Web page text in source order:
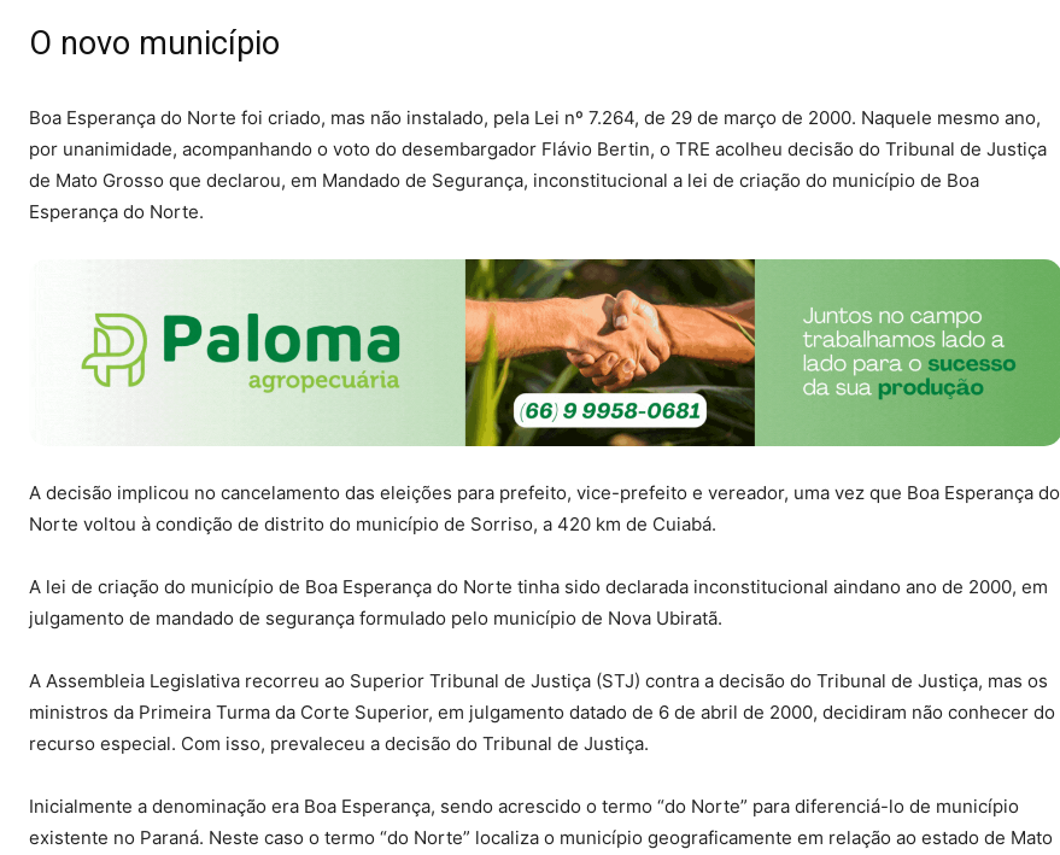
O novo município
Boa Esperança do Norte foi criado, mas não instalado, pela Lei nº 7.264, de 29 de março de 2000. Naquele mesmo ano,
por unanimidade, acompanhando o voto do desembargador Flávio Bertin, o TRE acolheu decisão do Tribunal de Justiça
de Mato Grosso que declarou, em Mandado de Segurança, inconstitucional a lei de criação do município de Boa
Esperança do Norte.
A decisão implicou no cancelamento das eleições para prefeito, vice-prefeito e vereador, uma vez que Boa Esperança do
Norte voltou à condição de distrito do município de Sorriso, a 420 km de Cuiabá.
A lei de criação do município de Boa Esperança do Norte tinha sido declarada inconstitucional aindano ano de 2000, em
julgamento de mandado de segurança formulado pelo município de Nova Ubiratã.
A Assembleia Legislativa recorreu ao Superior Tribunal de Justiça (STJ) contra a decisão do Tribunal de Justiça, mas os
ministros da Primeira Turma da Corte Superior, em julgamento datado de 6 de abril de 2000, decidiram não conhecer do
recurso especial. Com isso, prevaleceu a decisão do Tribunal de Justiça.
Inicialmente a denominação era Boa Esperança, sendo acrescido o termo “do Norte” para diferenciá-lo de município
existente no Paraná. Neste caso o termo “do Norte” localiza o município geograficamente em relação ao estado de Mato